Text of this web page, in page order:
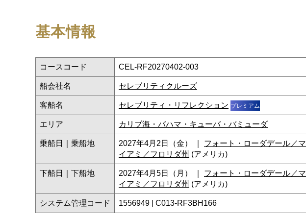
基本情報
コースコード CEL-RF20270402-003
船会社名 セレブリティクルーズ
客船名 セレブリティ・リフレクション プレミアム
エリア カリブ海・バハマ・キューバ・バミューダ
乗船日｜乗船地 2027年4月2日（金） ｜ フォート・ローダデール／マ
イアミ／フロリダ州 (アメリカ)
下船日｜下船地 2027年4月5日（月） ｜ フォート・ローダデール／マ
イアミ／フロリダ州 (アメリカ)
システム管理コード 1556949 | C013-RF3BH166